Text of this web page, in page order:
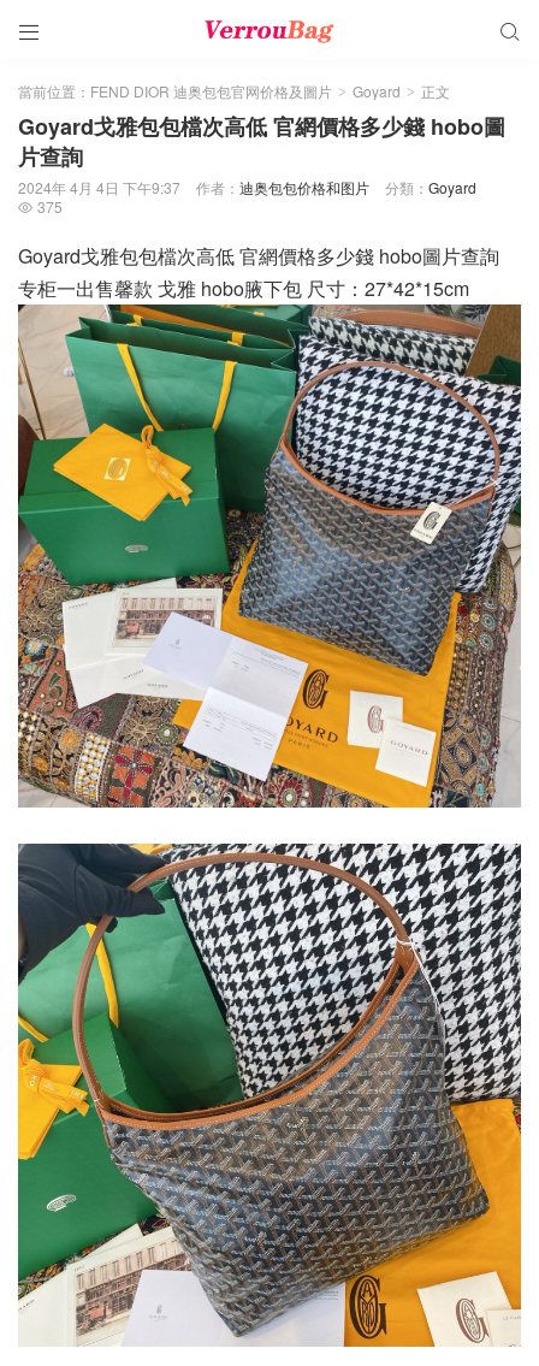
 
當前位置： FEND DIOR 迪奥包包官网价格及圖片 > Goyard > 正文
Goyard戈雅包包檔次高低 官網價格多少錢 hobo圖
片查詢
2024年 4月 4日 下午9:37 作者： 迪奥包包价格和图片 分類： Goyard
 375
Goyard戈雅包包檔次高低 官網價格多少錢 hobo圖片查詢
专柜一出售馨款 戈雅 hobo腋下包 尺寸：27*42*15cm